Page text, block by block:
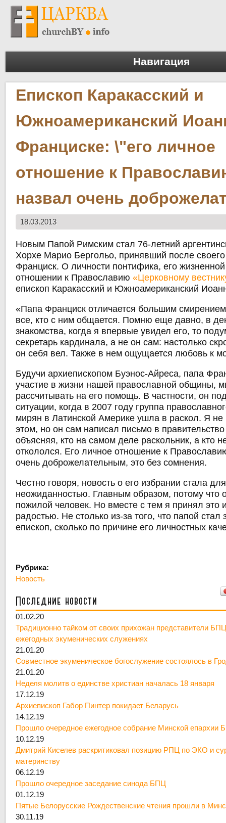
Навигация
Епископ Каракасский и
Южноамериканский
Франциске: \"его личное
отношение к
назвал очень
18.03.2013
Новым Папой Римским стал 76-летний
Хорхе Марио Бергольо, принявший после
Франциск. О личности понтифика, его
отношении к Православию«Церковному
епископ Каракасский и Южноамериканский
«Папа Франциск отличается большим
все, кто с ним общается. Помню еще давно, в
знакомства, когда я впервые увидел его, то
секретарь кардинала, а не он сам: настолько
он себя вел. Также в нем ощущается любовь к
Будучи архиепископом Буэнос-Айреса, папа
участие в жизни нашей православной общины,
рассчитывать на его помощь. В частности, он
ситуации, когда в 2007 году группа
мирян в Латинской Америке ушла в раскол. Я не
этом, но он сам написал письмо в
объясняя, кто на самом деле раскольник, а кто
откололся. Его личное отношение к
очень доброжелательным, это без сомнения.
Честно говоря, новость о его избрании стала
неожиданностью. Главным образом, потому что
пожилой человек. Но вместе с тем я принял это
радостью. Не столько из-за того, что папой
епископ, сколько по причине его личностных
Рубрика:
Новость
Последние новости
01.02.20
Традиционно тайком от своих прихожан представители
ежегодных экуменических служениях
21.01.20
Совместное экуменическое богослужение состоялось в
21.01.20
Неделя молитв о единстве христиан началась 18 января
17.12.19
Архиепископ Габор Пинтер покидает Беларусь
14.12.19
Прошло очередное ежегодное собрание Минской епархии
10.12.19
Дмитрий Киселев раскритиковал позицию РПЦ по ЭКО и
материнству
06.12.19
Прошло очередное заседание синода БПЦ
01.12.19
Пятые Белорусские Рождественские чтения прошли в
30.11.19